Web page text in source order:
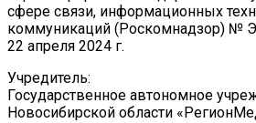
сфере связи, информационных
коммуникаций (Роскомнадзор) №
22 апреля 2024 г.
Учредитель:
Государственное автономное
Новосибирской области